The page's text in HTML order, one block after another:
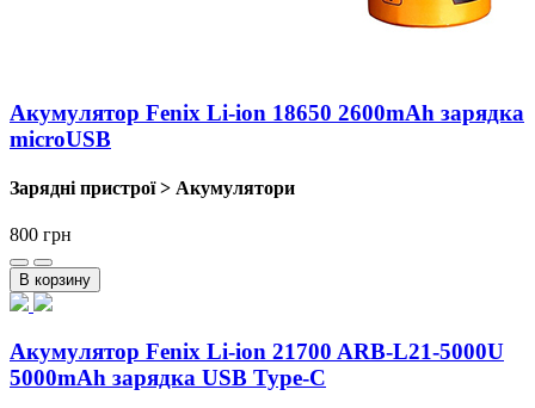
Акумулятор Fenix Li-ion 18650 2600mAh зарядка
microUSB
Зарядні пристрої > Акумулятори
800 грн
В корзину
Акумулятор Fenix Li-ion 21700 ARB-L21-5000U
5000mAh зарядка USB Type-C